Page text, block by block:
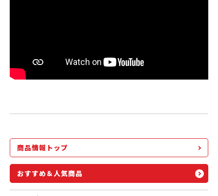
商品情報トップ
おすすめ＆人気商品